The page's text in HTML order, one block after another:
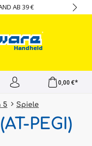
AB 39 €
0,00 €*
5 Spiele
PEGI)